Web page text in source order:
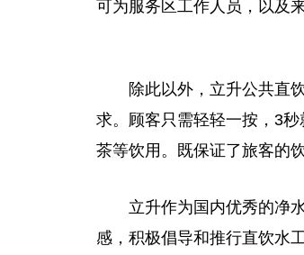
可为服务区工作人员，以及
除此以外，立升公共直
求。顾客只需轻轻一按，3
茶等饮用。既保证了旅客的
立升作为国内优秀的净
感，积极倡导和推行直饮水